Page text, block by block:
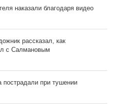
наказали благодаря видео
рассказал, как
с Салмановым
пострадали при тушении